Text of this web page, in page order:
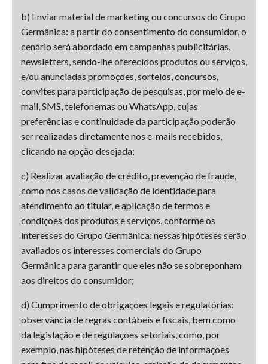
b) Enviar material de marketing ou concursos do Grupo
Germânica: a partir do consentimento do consumidor, o
cenário será abordado em campanhas publicitárias,
newsletters, sendo-lhe oferecidos produtos ou serviços,
e/ou anunciadas promoções, sorteios, concursos,
convites para participação de pesquisas, por meio de e-
mail, SMS, telefonemas ou WhatsApp, cujas
preferências e continuidade da participação poderão
ser realizadas diretamente nos e-mails recebidos,
clicando na opção desejada;
c) Realizar avaliação de crédito, prevenção de fraude,
como nos casos de validação de identidade para
atendimento ao titular, e aplicação de termos e
condições dos produtos e serviços, conforme os
interesses do Grupo Germânica: nessas hipóteses serão
avaliados os interesses comerciais do Grupo
Germânica para garantir que eles não se sobreponham
aos direitos do consumidor;
d) Cumprimento de obrigações legais e regulatórias:
observância de regras contábeis e fiscais, bem como
da legislação e de regulações setoriais, como, por
exemplo, nas hipóteses de retenção de informações